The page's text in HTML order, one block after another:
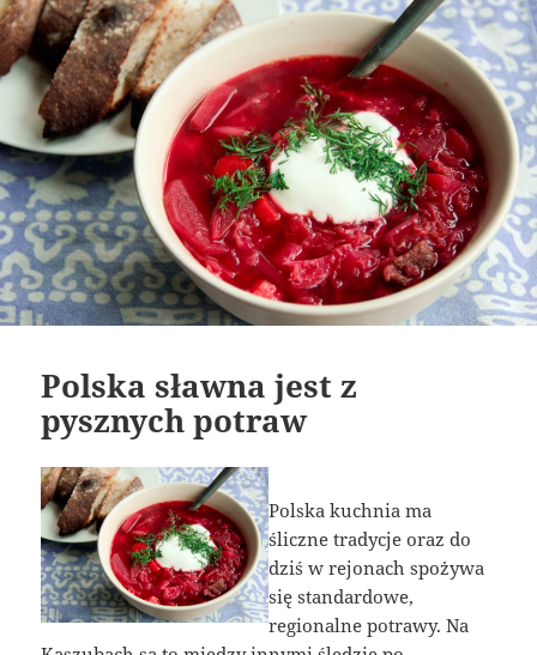
Polska sławna jest z
pysznych potraw
Polska kuchnia ma
śliczne tradycje oraz do
dziś w rejonach spożywa
się standardowe,
regionalne potrawy. Na